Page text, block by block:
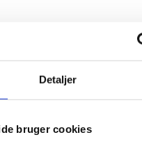
Detaljer
bruger cookies
(1)